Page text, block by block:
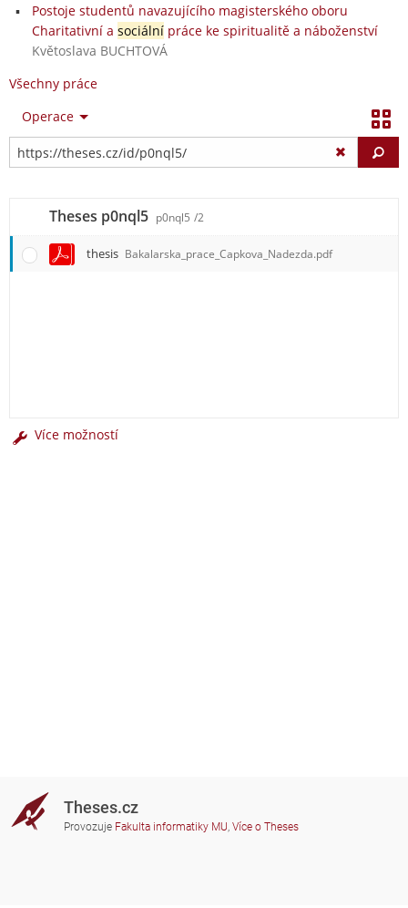
Postoje studentů navazujícího magisterského oboru
Charitativní a sociálnípráce ke spiritualitě a náboženství
Květoslava BUCHTOVÁ
Všechny práce
Operace
Theses p0nql5 p0nql5 /2
thesis Bakalarska_prace_Capkova_Nadezda.pdf
Více možností
Theses.cz
Provozuje Fakulta informatiky MU, Více o Theses